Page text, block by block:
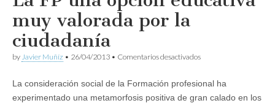
muy valorada por la
ciudadanía
by Javier Muñíz • 26/04/2013 • Comentarios desactivadosen
una
opción
La consideración social de la Formación profesional ha
experimentado una metamorfosis positiva de gran calado en los